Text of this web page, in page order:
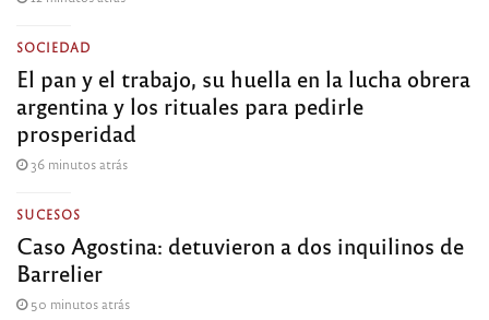
SOCIEDAD
El pan y el trabajo, su huella en la lucha obrera
argentina y los rituales para pedirle
prosperidad
36 minutos atrás
SUCESOS
Caso Agostina: detuvieron a dos inquilinos de
Barrelier
50 minutos atrás